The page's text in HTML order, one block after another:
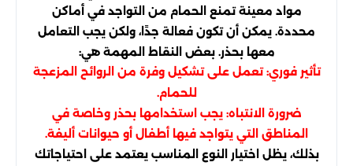
مواد معينة تمنع الحمام من التواجد في أماكن
محددة. يمكن أن تكون فعالة جدًا، ولكن يجب التعامل
معها بحذر. بعض النقاط المهمة هي:
تأثير فوري: تعمل على تشكيل وفرة من الروائح المزعجة
للحمام.
ضرورة الانتباه: يجب استخدامها بحذر وخاصة في
المناطق التي يتواجد فيها أطفال أو حيوانات أليفة.
بذلك، يظل اختيار النوع المناسب يعتمد على احتياجاتك